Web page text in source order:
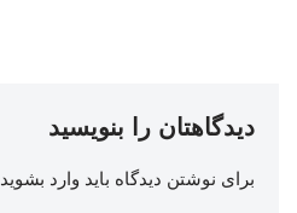
دیدگاهتان را بنویسید
برای نوشتن دیدگاه باید وارد بشوید